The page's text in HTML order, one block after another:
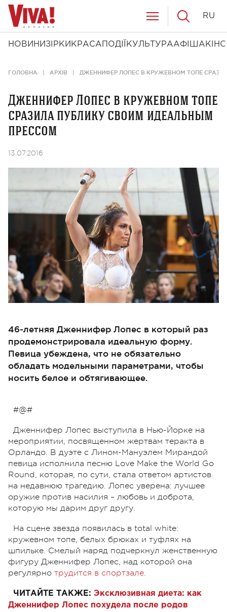
НОВИНИ ЗІРКИ КРАСА ПОДІЇ КУЛЬТУРААФІША КІНО
RU
ГОЛОВНА АРХІВ ДЖЕННИФЕР ЛОПЕС В КРУЖЕВНОМ ТОПЕ
Дженнифер Лопес в кружевном топе
сразила публику своим идеальным
прессом
13.07.2016
46-летняя Дженнифер Лопес в который раз
продемонстрировала идеальную форму.
Певица убеждена, что не обязательно
обладать модельными параметрами, чтобы
носить белое и обтягивающее.
#@#
Дженнифер Лопес выступила в Нью-Йорке на
мероприятии, посвященном жертвам теракта в
Орландо. В дуэте с Лином-Мануэлем Мирандой
певица исполнила песню Love Make the World Go
Round, которая, по сути, стала ответом артистов
на недавнюю трагедию. Лопес уверена: лучшее
оружие против насилия – любовь и доброта,
которую мы дарим друг другу.
На сцене звезда появилась в total white:
кружевном топе, белых брюках и туфлях на
шпильке. Смелый наряд подчеркнул женственную
фигуру Дженнифер Лопес, над которой она
регулярно трудится в спортзале.
ЧИТАЙТЕ ТАКЖЕ: Эксклюзивная диета: как
Дженнифер Лопес похудела после родов